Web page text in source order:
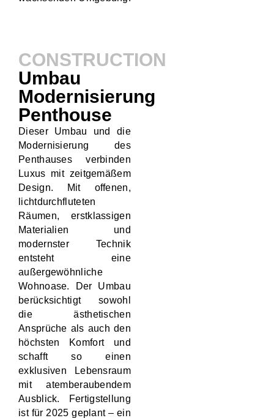
CONSTRUCTION
Umbau
Modernisierung
Penthouse
Dieser Umbau und die
Modernisierung des
Penthauses verbinden
Luxus mit zeitgemäßem
Design. Mit offenen,
lichtdurchfluteten
Räumen, erstklassigen
Materialien und
modernster Technik
entsteht eine
außergewöhnliche
Wohnoase. Der Umbau
berücksichtigt sowohl
die ästhetischen
Ansprüche als auch den
höchsten Komfort und
schafft so einen
exklusiven Lebensraum
mit atemberaubendem
Ausblick. Fertigstellung
ist für 2025 geplant – ein